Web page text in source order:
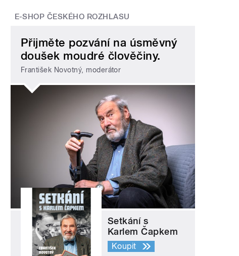
E-SHOP ČESKÉHO ROZHLASU
Přijměte pozvání na úsměvný
doušek moudré člověčiny.
František Novotný, moderátor
Setkání s
Karlem Čapkem
Koupit